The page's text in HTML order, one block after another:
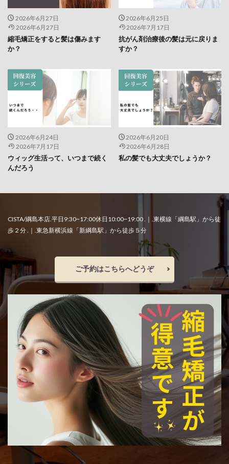
2026年6月27日
2026年6月27日
縮毛矯正をすると髪は傷みます
か？
2026年6月25日
2026年7月17日
抗がん剤治療後の髪は元に戻りま
すか？
2026年6月24日
2026年7月17日
ウィッグ生活って、いつまで続く
んだろう
2026年6月20日
2026年6月28日
私の髪でも大丈夫でしょうか？
CISTA/綱島本店.平日9:30~17:00休日10:00~19:00 .｜.東横線「綱島駅」から徒
歩２分 .｜.東急新横浜線「新綱島駅」から徒歩５分
ご予約はこちらへどうぞ